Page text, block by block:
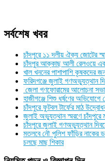
সর্বশেষ খবর
চাঁদপুরে ১১ দলীয় ঐক্য জোটের
চাঁদপুর আক্কাছ আলী রেলওয়ে
খাল খননের পাশাপাশি কৃষকদের
ফরিদগঞ্জে জুলাই গণঅভ্যুত্থান
জেলা গণফোরামের আলোচনা সভা
হাজীগঞ্জে শিশু ধর্ষণের অভিযোগে
চাঁদপুরে ফুটবল টার্ফের মাঠ
জুলাই অভ্যুত্থান স্মরণে চাঁদপুরে
চাঁদপুরে জুলাই গণঅভ্যুত্থান
মতলবে নৌ পুলিশ ফাঁড়ির নাকের
চলছে মাছ শিকার